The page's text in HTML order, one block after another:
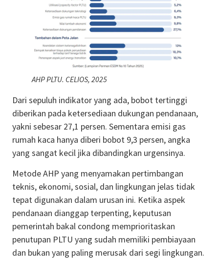
AHP PLTU. CELIOS, 2025
Dari sepuluh indikator yang ada, bobot tertinggi
diberikan pada ketersediaan dukungan pendanaan,
yakni sebesar 27,1 persen. Sementara emisi gas
rumah kaca hanya diberi bobot 9,3 persen, angka
yang sangat kecil jika dibandingkan urgensinya.
Metode AHP yang menyamakan pertimbangan
teknis, ekonomi, sosial, dan lingkungan jelas tidak
tepat digunakan dalam urusan ini. Ketika aspek
pendanaan dianggap terpenting, keputusan
pemerintah bakal condong memprioritaskan
penutupan PLTU yang sudah memiliki pembiayaan
dan bukan yang paling merusak dari segi lingkungan.